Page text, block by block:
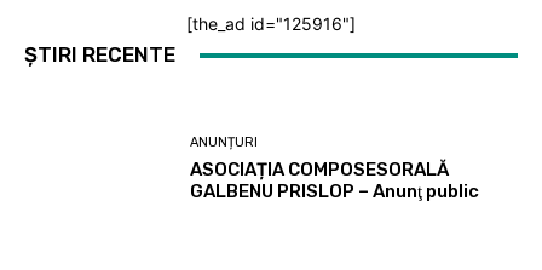
[the_ad id="125916"]
ȘTIRI RECENTE
ANUNȚURI
ASOCIAȚIA COMPOSESORALĂ
GALBENU PRISLOP – Anunţ public